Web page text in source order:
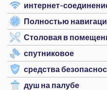
интернет-
Полностью
Столовая в
спутниковое
средства
душ на палубе